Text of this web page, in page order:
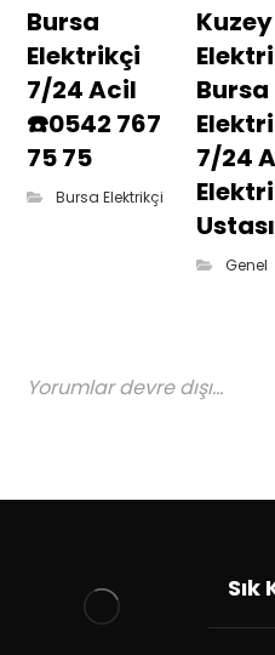
Bursa
Elektrikçi
7/24 Acil
☎️0542 767
75 75
Bursa Elektrikçi
Kuzey
Bursa
7/24
Ustası
Genel
Yorumlar devre dışı...